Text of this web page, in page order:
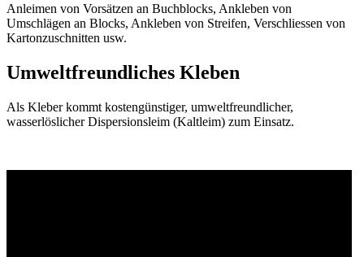
Anleimen von Vorsätzen an Buchblocks, Ankleben von
Umschlägen an Blocks, Ankleben von Streifen, Verschliessen von
Kartonzuschnitten usw.
Umweltfreundliches Kleben
Als Kleber kommt kostengünstiger, umweltfreundlicher,
wasserlöslicher Dispersionsleim (Kaltleim) zum Einsatz.